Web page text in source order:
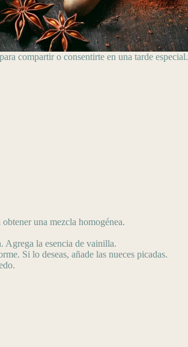
compartir o consentirte en una tarde especial.
una mezcla homogénea.
Agrega la esencia de vainilla.
Si lo deseas, añade las nueces picadas.